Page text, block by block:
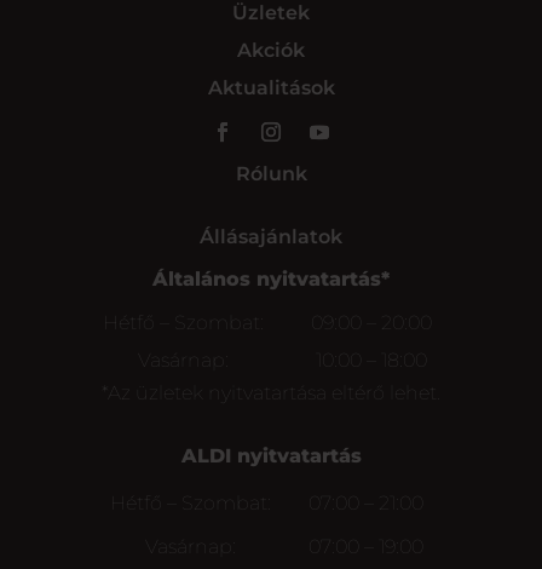
Üzletek
Akciók
Aktualitások
Rólunk
Állásajánlatok
Általános nyitvatartás*
Hétfő – Szombat:
09:00 – 20:00
Vasárnap:
*Az üzletek nyitvatartása eltérő lehet.
ALDI nyitvatartás
Hétfő – Szombat:
07:00 – 21:00
Vasárnap: